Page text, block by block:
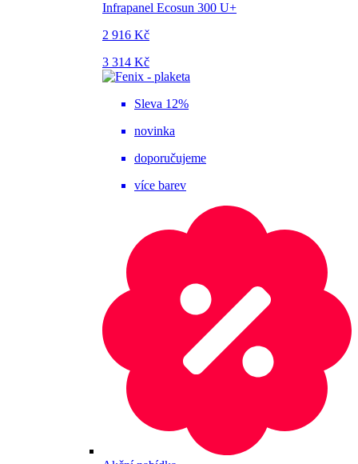
Infrapanel Ecosun 300 U+
2 916 Kč
3 314 Kč
Sleva 12%
novinka
doporučujeme
více barev